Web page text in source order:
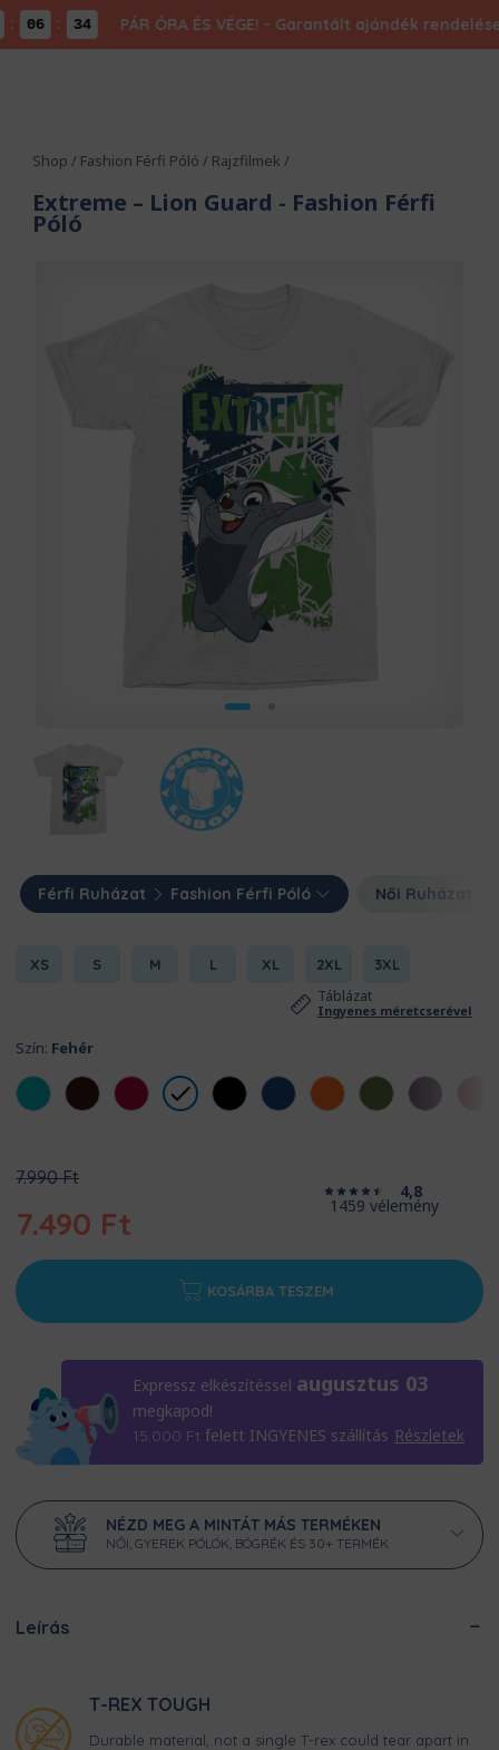
06 : 34 PÁR ÓRA ÉS VÉGE! - Garantált ajándék
Shop / Fashion Férfi Póló / Rajzfilmek /
Extreme – Lion Guard - Fashion Férfi
Póló
Férfi Ruházat Fashion Férfi Póló Női Ruházat
XS S M L XL 2XL 3XL
Táblázat
Ingyenes méretcserével
Szín: Fehér
7.990FtOriginal
was:
7.990 Ft.
7.490 Ft
Current
price
is:
4,8
1459 vélemény
KOSÁRBA TESZEM
Expressz elkészítéssel augusztus 03
megkapod!
15.000 Ft felett INGYENES szállítás Részletek
NÉZD MEG A MINTÁT MÁS TERMÉKEN
NŐI, GYEREK PÓLÓK, BÖGRÉK ÉS 30+ TERMÉK
Leírás
T-REX TOUGH
Durable material, not a single T-rex could tear apart in